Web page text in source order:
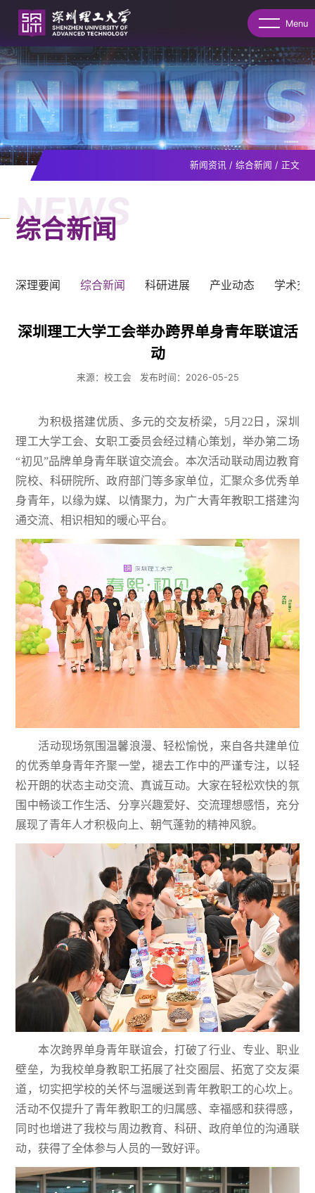
Menu
新闻资讯 / 综合新闻 / 正文
NEWS
综合新闻
深理要闻 综合新闻 科研进展 产业动态 学术交
深圳理工大学工会举办跨界单身青年联谊活
动
来源：校工会 发布时间：2026-05-25
为积极搭建优质、多元的交友桥梁，5月22日，深圳
理工大学工会、女职工委员会经过精心策划，举办第二场
“初见”品牌单身青年联谊交流会。本次活动联动周边教育
院校、科研院所、政府部门等多家单位，汇聚众多优秀单
身青年，以缘为媒、以情聚力，为广大青年教职工搭建沟
通交流、相识相知的暖心平台。
活动现场氛围温馨浪漫、轻松愉悦，来自各共建单位
的优秀单身青年齐聚一堂，褪去工作中的严谨专注，以轻
松开朗的状态主动交流、真诚互动。大家在轻松欢快的氛
围中畅谈工作生活、分享兴趣爱好、交流理想感悟，充分
展现了青年人才积极向上、朝气蓬勃的精神风貌。
本次跨界单身青年联谊会，打破了行业、专业、职业
壁垒，为我校单身教职工拓展了社交圈层、拓宽了交友渠
道，切实把学校的关怀与温暖送到青年教职工的心坎上。
活动不仅提升了青年教职工的归属感、幸福感和获得感，
同时也增进了我校与周边教育、科研、政府单位的沟通联
动，获得了全体参与人员的一致好评。